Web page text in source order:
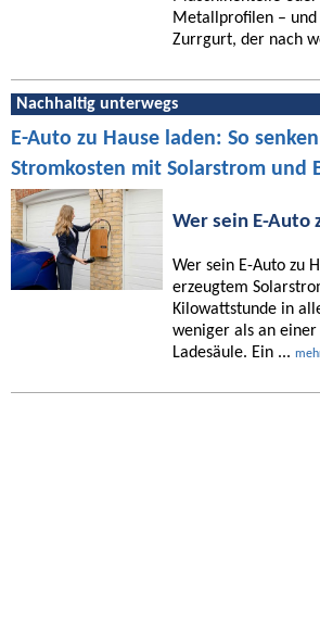
Metallprofilen –
Zurrgurt, der nach
Nachhaltig unterwegs
E-Auto zu Hause laden: So
Stromkosten mit Solarstrom und
Wer sein E-Auto
Wer sein E-Auto zu
erzeugtem
Kilowattstunde in
weniger als an
Ladesäule. Ein ...